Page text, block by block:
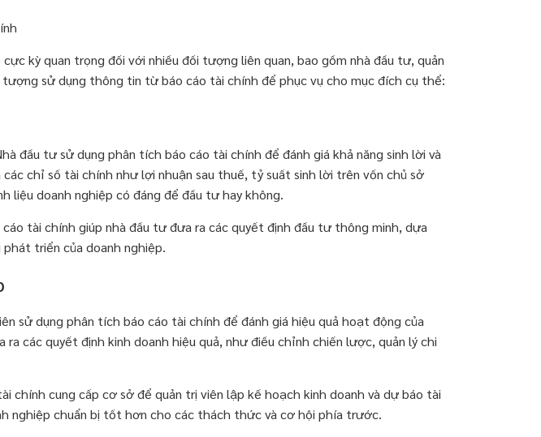
kỳ quan trọng đối với nhiều đối tượng liên quan, bao gồm nhà đầu tư, quản
sử dụng thông tin từ báo cáo tài chính để phục vụ cho mục đích cụ thể:
đầu tư sử dụng phân tích báo cáo tài chính để đánh giá khả năng sinh lời và
các chỉ số tài chính như lợi nhuận sau thuế, tỷ suất sinh lời trên vốn chủ sở
liệu doanh nghiệp có đáng để đầu tư hay không.
tài chính giúp nhà đầu tư đưa ra các quyết định đầu tư thông minh, dựa
triển của doanh nghiệp.
sử dụng phân tích báo cáo tài chính để đánh giá hiệu quả hoạt động của
các quyết định kinh doanh hiệu quả, như điều chỉnh chiến lược, quản lý chi
chính cung cấp cơ sở để quản trị viên lập kế hoạch kinh doanh và dự báo tài
nghiệp chuẩn bị tốt hơn cho các thách thức và cơ hội phía trước.